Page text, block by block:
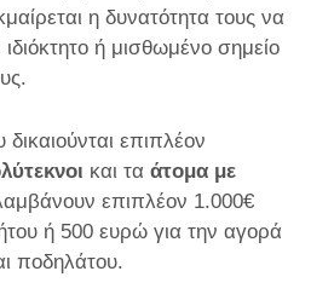
η δυνατότητα τους να
ή μισθωμένο σημείο
δικαιούνται επιπλέον
και τα άτομα με
επιπλέον 1.000€
ή 500 ευρώ για την αγορά
ποδηλάτου.